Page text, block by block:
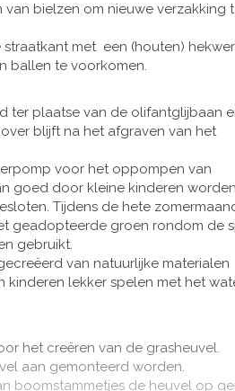
bielzen om nieuwe verzakking
met een (houten)
ballen te voorkomen.
ter plaatse van de olifantglijbaan
blijft na het afgraven van het
voor het oppompen van
goed door kleine kinderen worden
Tijdens de hete
geadopteerde groen rondom de
gebruikt.
van natuurlijke materialen
kinderen lekker spelen met het
het creëren van de grasheuvel.
aan gemonteerd worden.
boomstammetjes de heuvel op